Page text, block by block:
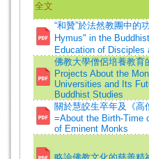
全文
“和贊”於法然教團中
Hymus" in the
Education of Disciples
佛教大學僧侶培養教育
Projects About the
Universities and Its
Buddhist Studies
關於慧皎生卒年及《
=About the Birth-Time
of Eminent Monks